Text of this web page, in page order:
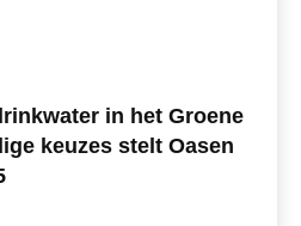
in het Groene
keuzes stelt Oasen